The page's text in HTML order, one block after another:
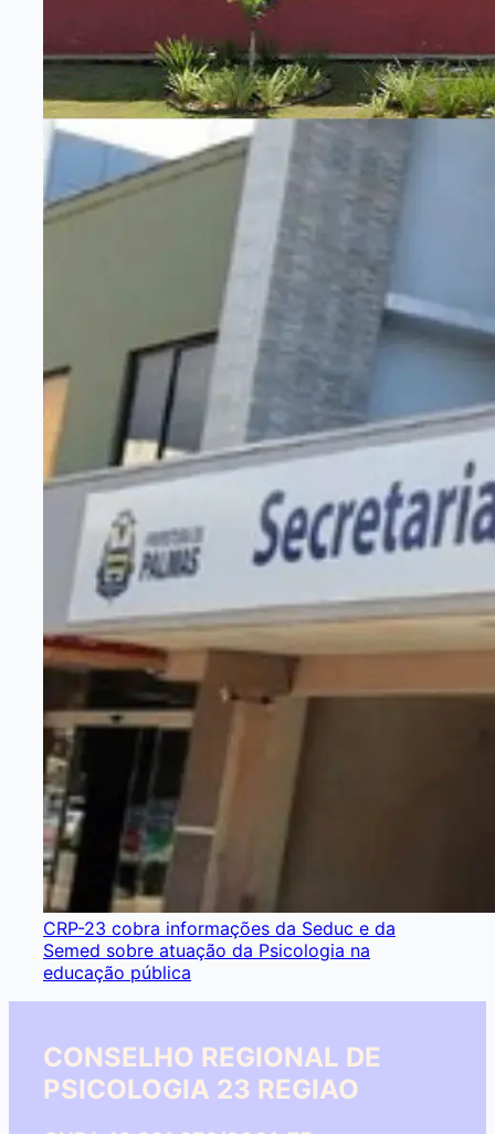
CRP-23 cobra informações da Seduc e da
Semed sobre atuação da Psicologia na
educação pública
CONSELHO REGIONAL DE
PSICOLOGIA 23 REGIAO